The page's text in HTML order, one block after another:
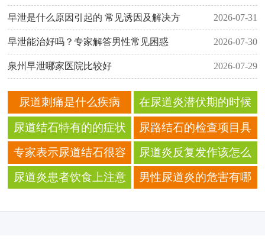
早泄是什么原因引起的 常见诱因及解决方 2026-07-31
早泄能治好吗？专家解答男性常见困惑 2026-07-30
泉州早泄哪家医院比较好 2026-07-29
尿道刺痛是什么疾病
呢？
在尿道炎潜伏期的时候
症状都有哪些
尿道结石特有的的症状
有哪些
尿路结石的检查项目具
体有哪些
专家表示尿道结石很容
易导致癌变
尿道炎反复发作该怎么
办呢
尿道炎患者饮食上注意
男性尿道炎的危害有哪